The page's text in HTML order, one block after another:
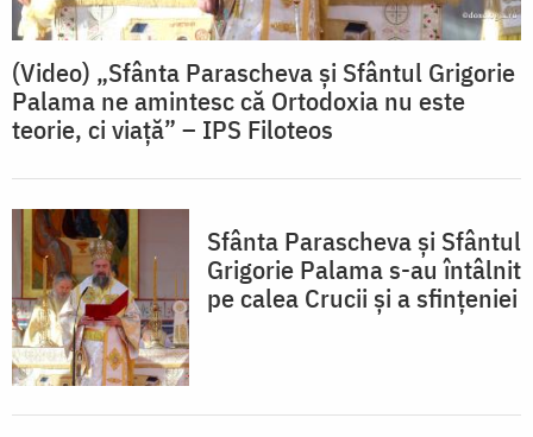
(Video) „Sfânta Parascheva și Sfântul Grigorie
Palama ne amintesc că Ortodoxia nu este
teorie, ci viață” – IPS Filoteos
Sfânta Parascheva și Sfântul
Grigorie Palama s-au întâlnit
pe calea Crucii și a sfințeniei